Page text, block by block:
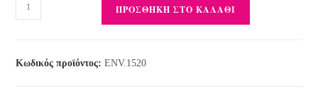
ΠΡΟΣΘΉΚΗ ΣΤΟ ΚΑΛΆΘΙ
Κωδικός προϊόντος:ENV.1520